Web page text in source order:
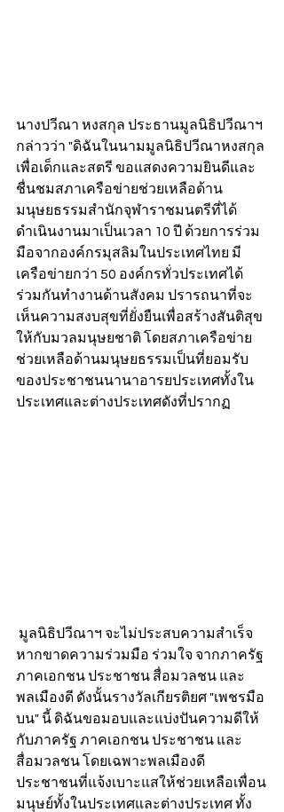
นางปวีณา หงสกุล ประธานมูลนิธิปวีณาฯ
กล่าวว่า "ดิฉันในนามมูลนิธิปวีณาหงสกุล
เพื่อเด็กและสตรี ขอแสดงความยินดีและ
ชื่นชมสภาเครือข่ายช่วยเหลือด้าน
มนุษยธรรมสำนักจุฬาราชมนตรีที่ได้
ดำเนินงานมาเป็นเวลา 10 ปี ด้วยการร่วม
มือจากองค์กรมุสลิมในประเทศไทย มี
เครือข่ายกว่า 50 องค์กรทั่วประเทศได้
ร่วมกันทำงานด้านสังคม ปรารถนาที่จะ
เห็นความสงบสุขที่ยั่งยืนเพื่อสร้างสันติสุข
ให้กับมวลมนุษยชาติ โดยสภาเครือข่าย
ช่วยเหลือด้านมนุษยธรรมเป็นที่ยอมรับ
ของประชาชนนานาอารยประเทศทั้งใน
ประเทศและต่างประเทศดังที่ปรากฏ
มูลนิธิปวีณาฯ จะไม่ประสบความสำเร็จ
หากขาดความร่วมมือ ร่วมใจ จากภาครัฐ
ภาคเอกชน ประชาชน สื่อมวลชน และ
พลเมืองดี ดังนั้นรางวัลเกียรติยศ "เพชรมือ
บน" นี้ ดิฉันขอมอบและแบ่งปันความดีให้
กับภาครัฐ ภาคเอกชน ประชาชน และ
สื่อมวลชน โดยเฉพาะพลเมืองดี
ประชาชนที่แจ้งเบาะแสให้ช่วยเหลือเพื่อน
มนุษย์ทั้งในประเทศและต่างประเทศ ทั้ง